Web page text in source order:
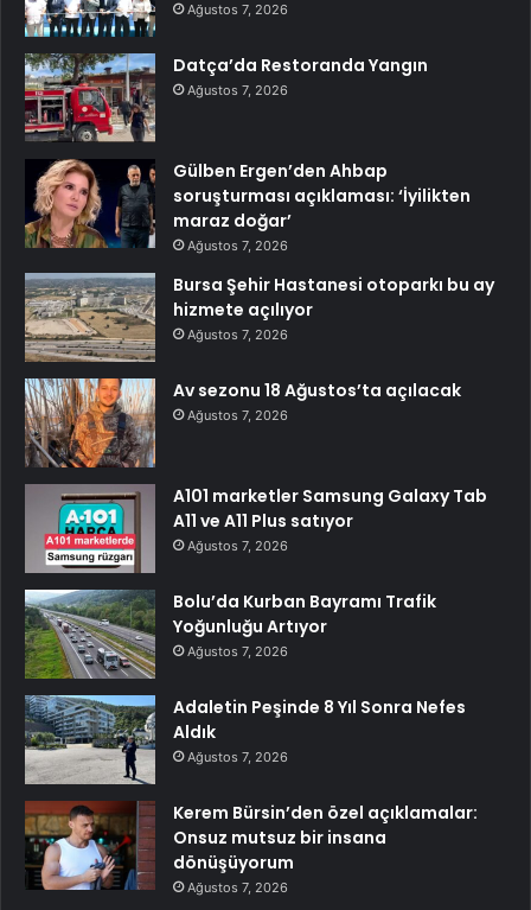
Ağustos 7, 2026
Datça’da Restoranda Yangın
Ağustos 7, 2026
Gülben Ergen’den Ahbap
soruşturması açıklaması: ‘İyilikten
maraz doğar’
Ağustos 7, 2026
Bursa Şehir Hastanesi otoparkı bu ay
hizmete açılıyor
Ağustos 7, 2026
Av sezonu 18 Ağustos’ta açılacak
Ağustos 7, 2026
A101 marketler Samsung Galaxy Tab
A11 ve A11 Plus satıyor
Ağustos 7, 2026
Bolu’da Kurban Bayramı Trafik
Yoğunluğu Artıyor
Ağustos 7, 2026
Adaletin Peşinde 8 Yıl Sonra Nefes
Aldık
Ağustos 7, 2026
Kerem Bürsin’den özel açıklamalar:
Onsuz mutsuz bir insana
dönüşüyorum
Ağustos 7, 2026